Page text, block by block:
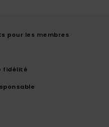
pour les membres
fidélité